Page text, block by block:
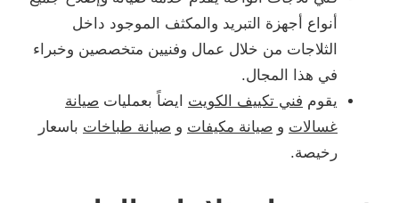
أنواع أجهزة التبريد والمكثف الموجود داخل
الثلاجات من خلال عمال وفنيين متخصصين وخبراء
في هذا المجال.
يقوم فني تكييف الكويت ايضاً بعمليات صيانة
غسالات و صيانة مكيفات و صيانة طباخات باسعار
رخيصة.